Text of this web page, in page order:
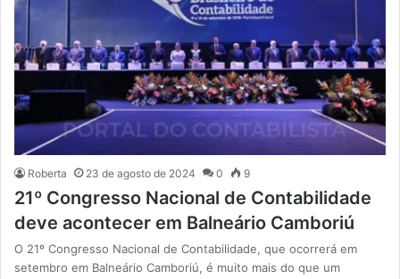
Roberta 23 de agosto de 2024 0 9
21º Congresso Nacional de Contabilidade
deve acontecer em Balneário Camboriú
O 21º Congresso Nacional de Contabilidade, que ocorrerá em
setembro em Balneário Camboriú, é muito mais do que um